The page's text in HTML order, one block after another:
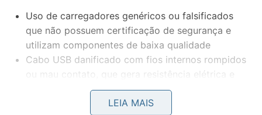
Uso de carregadores genéricos ou falsificados
que não possuem certificação de segurança e
utilizam componentes de baixa qualidade
Cabo USB danificado com fios internos rompidos
ou mau contato, que gera resistência elétrica e
converte energia em calor
Carregar o celular enquanto ele é utilizado para
LEIA MAIS